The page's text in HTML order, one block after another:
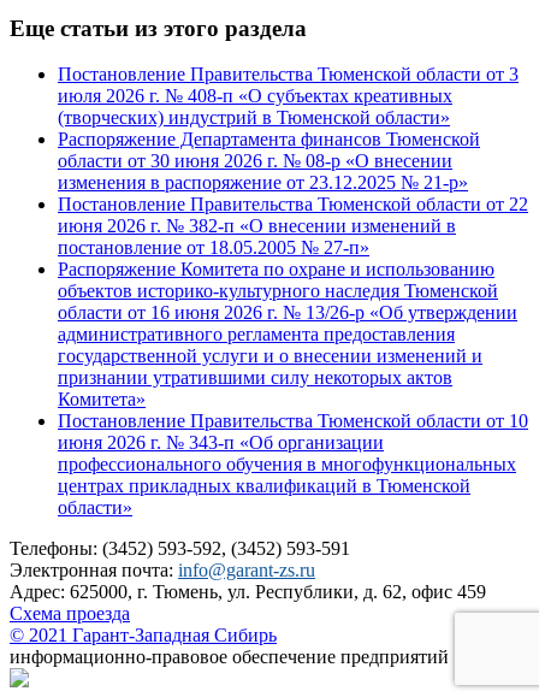
Еще статьи из этого раздела
Постановление Правительства Тюменской области от 3
июля 2026 г. № 408-п «О субъектах креативных
(творческих) индустрий в Тюменской области»
Распоряжение Департамента финансов Тюменской
области от 30 июня 2026 г. № 08-р «О внесении
изменения в распоряжение от 23.12.2025 № 21-р»
Постановление Правительства Тюменской области от 22
июня 2026 г. № 382-п «О внесении изменений в
постановление от 18.05.2005 № 27-п»
Распоряжение Комитета по охране и использованию
объектов историко-культурного наследия Тюменской
области от 16 июня 2026 г. № 13/26-р «Об утверждении
административного регламента предоставления
государственной услуги и о внесении изменений и
признании утратившими силу некоторых актов
Комитета»
Постановление Правительства Тюменской области от 10
июня 2026 г. № 343-п «Об организации
профессионального обучения в многофункциональных
центрах прикладных квалификаций в Тюменской
области»
Телефоны: (3452) 593-592, (3452) 593-591
Электронная почта: info@garant-zs.ru
Адрес: 625000, г. Тюмень, ул. Республики, д. 62, офис 459
Схема проезда
© 2021 Гарант-Западная Сибирь
информационно-правовое обеспечение предприятий